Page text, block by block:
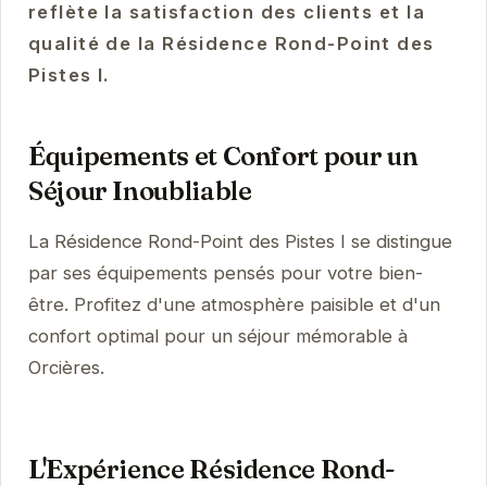
reflète la satisfaction des clients et la
qualité de la Résidence Rond-Point des
Pistes I.
Équipements et Confort pour un
Séjour Inoubliable
La Résidence Rond-Point des Pistes I se distingue
par ses équipements pensés pour votre bien-
être. Profitez d'une atmosphère paisible et d'un
confort optimal pour un séjour mémorable à
Orcières.
L'Expérience Résidence Rond-